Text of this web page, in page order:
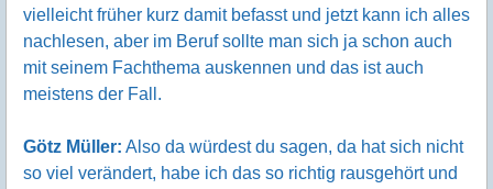
vielleicht früher kurz damit befasst und jetzt kann ich alles
nachlesen, aber im Beruf sollte man sich ja schon auch
mit seinem Fachthema auskennen und das ist auch
meistens der Fall.
Götz Müller: Also da würdest du sagen, da hat sich nicht
so viel verändert, habe ich das so richtig rausgehört und